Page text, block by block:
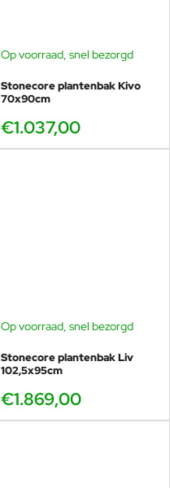
Op voorraad, snel bezorgd
Stonecore plantenbak Kivo
70x90cm
€1.037,00
Op voorraad, snel bezorgd
Stonecore plantenbak Liv
102,5x95cm
€1.869,00